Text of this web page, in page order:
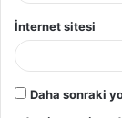
İnternet sitesi
Daha sonraki